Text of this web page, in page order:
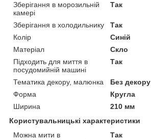
Зберігання в морозильній
камері
Так
Зберігання в холодильнику
Так
Колір
Синій
Матеріал
Скло
Підходить для миття в
посудомийній машині
Так
Тематика декору, малюнка
Без декору
Форма
Кругла
Ширина
210 мм
Користувальницькі характеристики
Можна мити в
Так